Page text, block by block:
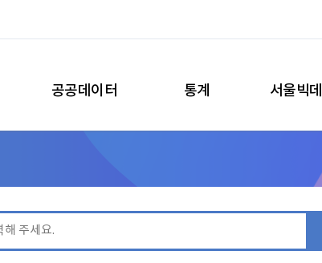
공공데이터 통계 서울빅